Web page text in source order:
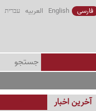
فارسی English العربیه עברית
آخرین اخبار